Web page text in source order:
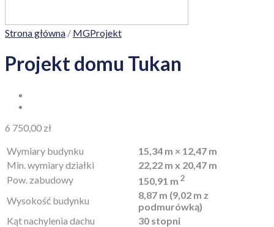
Strona główna / MGProjekt
Projekt domu Tukan
6 750,00 zł
Wymiary budynku
15,34 m × 12,47 m
Min. wymiary działki
22,22 m x 20,47 m
Pow. zabudowy
150,91 m 2
Wysokość budynku
8,87 m (9,02 m z
podmurówką)
Kąt nachylenia dachu
30 stopni